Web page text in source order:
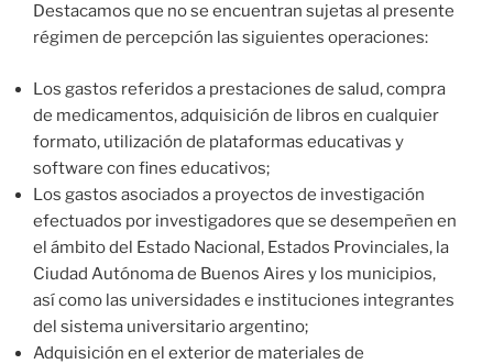
Destacamos que no se encuentran sujetas al presente
régimen de percepción las siguientes operaciones:
Los gastos referidos a prestaciones de salud, compra
de medicamentos, adquisición de libros en cualquier
formato, utilización de plataformas educativas y
software con fines educativos;
Los gastos asociados a proyectos de investigación
efectuados por investigadores que se desempeñen en
el ámbito del Estado Nacional, Estados Provinciales, la
Ciudad Autónoma de Buenos Aires y los municipios,
así como las universidades e instituciones integrantes
del sistema universitario argentino;
Adquisición en el exterior de materiales de